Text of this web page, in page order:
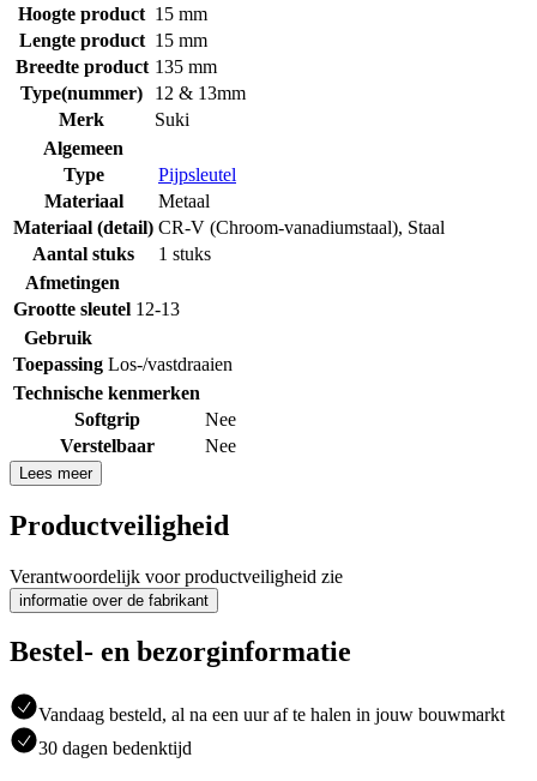
Hoogte product 15 mm
Lengte product 15 mm
Breedte product 135 mm
Type(nummer)
12 & 13mm
Merk
Suki
Algemeen
Type
Pijpsleutel
Materiaal
Metaal
Materiaal (detail) CR-V (Chroom-vanadiumstaal), Staal
Aantal stuks
1 stuks
Afmetingen
Grootte sleutel 12-13
Gebruik
Toepassing Los-/vastdraaien
Technische kenmerken
Softgrip
Nee
Verstelbaar
Nee
Lees meer
Productveiligheid
Verantwoordelijk voor productveiligheid zie
informatie over de fabrikant
Bestel- en bezorginformatie
Vandaag besteld, al na een uur af te halen in jouw bouwmarkt
30 dagen bedenktijd